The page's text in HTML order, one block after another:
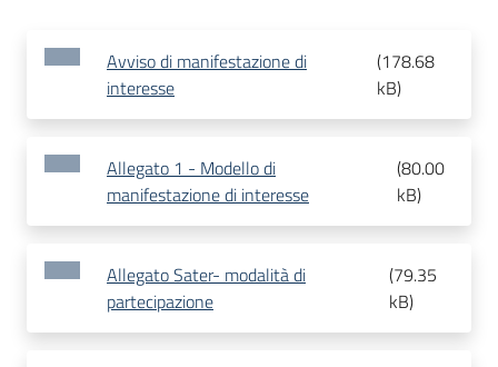
Avviso di manifestazione di
interesse
(178.68
kB)
Allegato 1 - Modello di
manifestazione di interesse
(80.00
kB)
Allegato Sater- modalità di
partecipazione
(79.35
kB)